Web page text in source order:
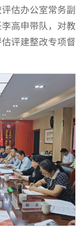
估办公室常务副
高申带队，对教
评建整改专项督